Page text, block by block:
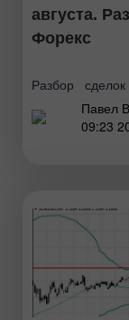
августа.
Форекс
Разбор
валютой Тест
индикатор
Павел
09:23